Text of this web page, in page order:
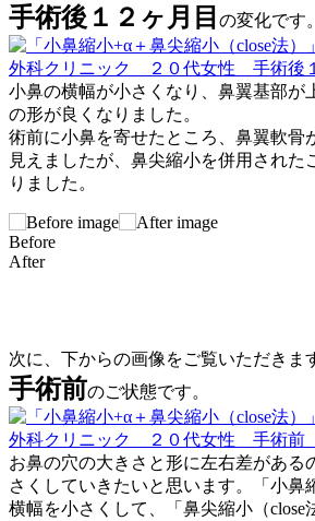
手術後１２ヶ月目 の変化です。
小鼻の横幅が小さくなり、鼻翼基部が
の形が良くなりました。
術前に小鼻を寄せたところ、鼻翼軟骨
見えましたが、鼻尖縮小を併用された
りました。
Before
After
次に、下からの画像をご覧いただきま
手術前のご状態です。
お鼻の穴の大きさと形に左右差がある
さくしていきたいと思います。「小鼻
横幅を小さくして、「鼻尖縮小（close